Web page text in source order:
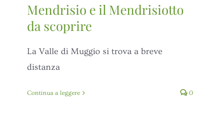
Mendrisio e il Mendrisiotto
da scoprire
La Valle di Muggio si trova a breve
distanza
Continua a leggere 0